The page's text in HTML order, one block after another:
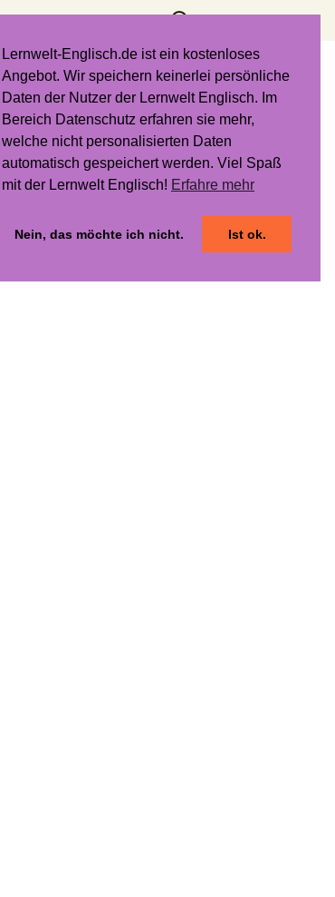
Suchen
Lernwelt-Englisch.de ist ein kostenloses
Angebot. Wir speichern keinerlei persönliche
Daten der Nutzer der Lernwelt Englisch. Im
Bereich Datenschutz erfahren sie mehr,
welche nicht personalisierten Daten
automatisch gespeichert werden. Viel Spaß
mit der Lernwelt Englisch! Erfahre mehr
Nein, das möchte ich nicht. Ist ok.